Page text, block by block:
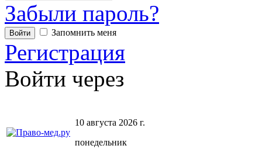
Забыли пароль?
Запомнить меня
Регистрация
Войти через
10 августа 2026 г.
понедельник